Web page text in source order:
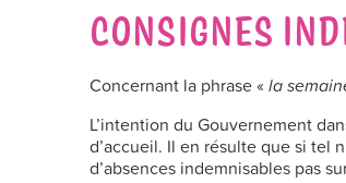
CONSIGNES
Concernant la phrase « la
L’intention du Gouvernement
d’accueil. Il en résulte que si tel
d’absences indemnisables pas